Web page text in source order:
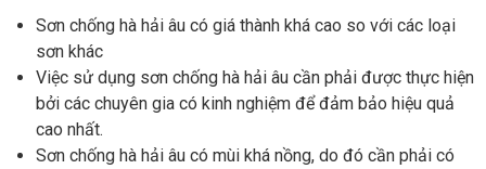
Sơn chống hà hải âu có giá thành khá cao so với các loại
sơn khác
Việc sử dụng sơn chống hà hải âu cần phải được thực hiện
bởi các chuyên gia có kinh nghiệm để đảm bảo hiệu quả
cao nhất.
Sơn chống hà hải âu có mùi khá nồng, do đó cần phải có